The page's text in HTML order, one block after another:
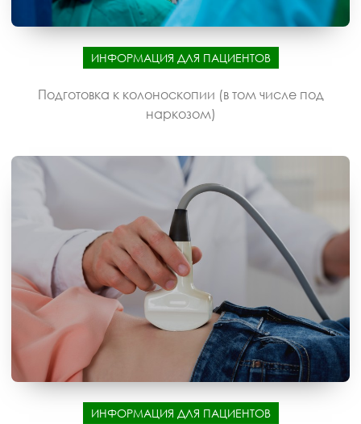
ИНФОРМАЦИЯ ДЛЯ ПАЦИЕНТОВ
Подготовка к колоноскопии (в том числе под
наркозом)
ИНФОРМАЦИЯ ДЛЯ ПАЦИЕНТОВ